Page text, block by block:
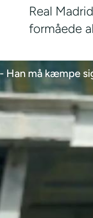
Real
formåede
- Han må kæmpe